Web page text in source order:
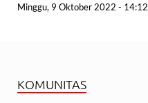
Minggu, 9 Oktober 2022 - 14:12
KOMUNITAS